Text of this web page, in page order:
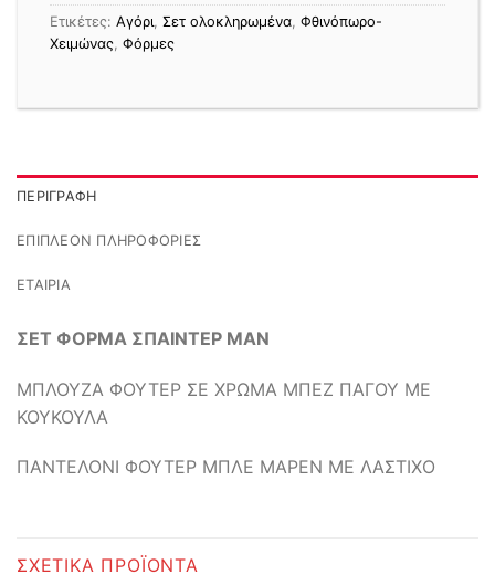
Ετικέτες: Αγόρι, Σετ ολοκληρωμένα, Φθινόπωρο-
Χειμώνας, Φόρμες
ΠΕΡΙΓΡΑΦΉ
ΕΠΙΠΛΈΟΝ ΠΛΗΡΟΦΟΡΊΕΣ
ΕΤΑΙΡΊΑ
ΣΕΤ ΦΟΡΜΑ ΣΠΑΙΝΤΕΡ ΜΑΝ
ΜΠΛΟΥΖΑ ΦΟΥΤΕΡ ΣΕ ΧΡΩΜΑ ΜΠΕΖ ΠΑΓΟΥ ΜΕ
ΚΟΥΚΟΥΛΑ
ΠΑΝΤΕΛΟΝΙ ΦΟΥΤΕΡ ΜΠΛΕ ΜΑΡΕΝ ΜΕ ΛΑΣΤΙΧΟ
ΣΧΕΤΙΚΆ ΠΡΟΪΌΝΤΑ